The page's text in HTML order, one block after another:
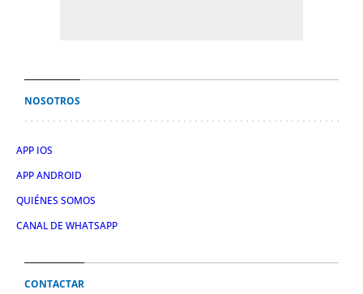
NOSOTROS
APP IOS
APP ANDROID
QUIÉNES SOMOS
CANAL DE WHATSAPP
CONTACTAR